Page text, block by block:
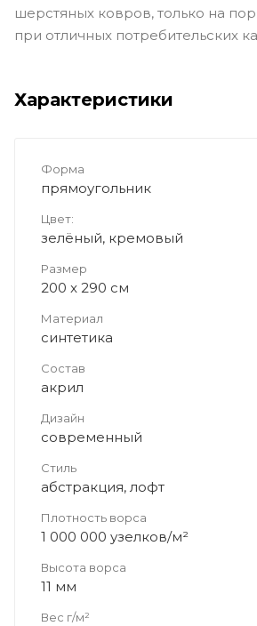
шерстяных ковров, только на
при отличных потребительских
Характеристики
Форма
прямоугольник
Цвет:
зелёный, кремовый
Размер
200 x 290 см
Материал
синтетика
Состав
акрил
Дизайн
современный
Стиль
абстракция, лофт
Плотность ворса
1 000 000 узелков/м²
Высота ворса
11 мм
Вес г/м²